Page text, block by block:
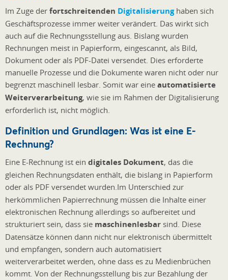
Im Zuge der fortschreitenden Digitalisierunghaben sich
Geschäftsprozesse immer weiter verändert. Das wirkt sich
auch auf die Rechnungsstellung aus. Bislang wurden
Rechnungen meist in Papierform, eingescannt, als Bild,
Dokument oder als PDF-Datei versendet. Dies erforderte
manuelle Prozesse und die Dokumente waren nicht oder nur
begrenzt maschinell lesbar. Somit war eine automatisierte
Weiterverarbeitung, wie sie im Rahmen der Digitalisierung
erforderlich ist, nicht möglich.
Definition und Grundlagen: Was ist eine E-
Rechnung?
Eine E-Rechnung ist ein digitales Dokument, das die
gleichen Rechnungsdaten enthält, die bislang in Papierform
oder als PDF versendet wurden.Im Unterschied zur
herkömmlichen Papierrechnung müssen die Inhalte einer
elektronischen Rechnung allerdings so aufbereitet und
strukturiert sein, dass sie maschinenlesbar sind. Diese
Datensätze können dann nicht nur elektronisch übermittelt
und empfangen, sondern auch automatisiert
weiterverarbeitet werden, ohne dass es zu Medienbrüchen
kommt. Von der Rechnungsstellung bis zur Bezahlung der